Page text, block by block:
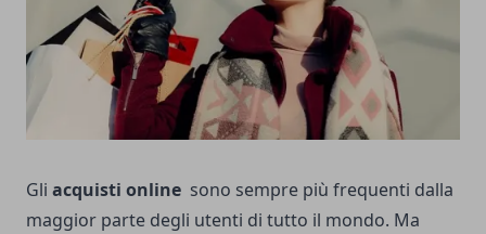
Gli acquisti online sono sempre più frequenti dalla
maggior parte degli utenti di tutto il mondo. Ma